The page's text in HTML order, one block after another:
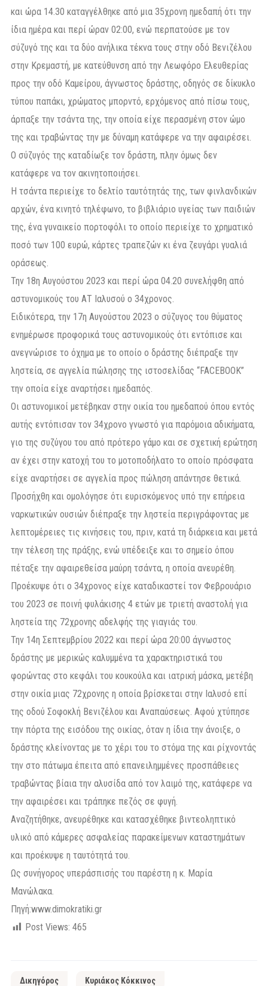
και ώρα 14.30 καταγγέλθηκε από μια 35χρονη ημεδαπή ότι την
ίδια ημέρα και περί ώραν 02:00, ενώ περπατούσε με τον
σύζυγό της και τα δύο ανήλικα τέκνα τους στην οδό Βενιζέλου
στην Κρεμαστή, με κατεύθυνση από την Λεωφόρο Ελευθερίας
προς την οδό Καμείρου, άγνωστος δράστης, οδηγός σε δίκυκλο
τύπου παπάκι, χρώματος μπορντό, ερχόμενος από πίσω τους,
άρπαξε την τσάντα της, την οποία είχε περασμένη στον ώμο
της και τραβώντας την με δύναμη κατάφερε να την αφαιρέσει.
Ο σύζυγός της καταδίωξε τον δράστη, πλην όμως δεν
κατάφερε να τον ακινητοποιήσει.
Η τσάντα περιείχε το δελτίο ταυτότητάς της, των φινλανδικών
αρχών, ένα κινητό τηλέφωνο, το βιβλιάριο υγείας των παιδιών
της, ένα γυναικείο πορτοφόλι το οποίο περιείχε το χρηματικό
ποσό των 100 ευρώ, κάρτες τραπεζών κι ένα ζευγάρι γυαλιά
οράσεως.
Την 18η Αυγούστου 2023 και περί ώρα 04.20 συνελήφθη από
αστυνομικούς του ΑΤ Ιαλυσού ο 34χρονος.
Ειδικότερα, την 17η Αυγούστου 2023 ο σύζυγος του θύματος
ενημέρωσε προφορικά τους αστυνομικούς ότι εντόπισε και
ανεγνώρισε το όχημα με το οποίο ο δράστης διέπραξε την
ληστεία, σε αγγελία πώλησης της ιστοσελίδας “FACEBOOK”
την οποία είχε αναρτήσει ημεδαπός.
Οι αστυνομικοί μετέβηκαν στην οικία του ημεδαπού όπου εντός
αυτής εντόπισαν τον 34χρονο γνωστό για παρόμοια αδικήματα,
γιο της συζύγου του από πρότερο γάμο και σε σχετική ερώτηση
αν έχει στην κατοχή του το μοτοποδήλατο το οποίο πρόσφατα
είχε αναρτήσει σε αγγελία προς πώληση απάντησε θετικά.
Προσήχθη και ομολόγησε ότι ευρισκόμενος υπό την επήρεια
ναρκωτικών ουσιών διέπραξε την ληστεία περιγράφοντας με
λεπτομέρειες τις κινήσεις του, πριν, κατά τη διάρκεια και μετά
την τέλεση της πράξης, ενώ υπέδειξε και το σημείο όπου
πέταξε την αφαιρεθείσα μαύρη τσάντα, η οποία ανευρέθη.
Προέκυψε ότι ο 34χρονος είχε καταδικαστεί τον Φεβρουάριο
του 2023 σε ποινή φυλάκισης 4 ετών με τριετή αναστολή για
ληστεία της 72χρονης αδελφής της γιαγιάς του.
Την 14η Σεπτεμβρίου 2022 και περί ώρα 20:00 άγνωστος
δράστης με μερικώς καλυμμένα τα χαρακτηριστικά του
φορώντας στο κεφάλι του κουκούλα και ιατρική μάσκα, μετέβη
στην οικία μιας 72χρονης η οποία βρίσκεται στην Ιαλυσό επί
της οδού Σοφοκλή Βενιζέλου και Αναπαύσεως. Αφού χτύπησε
την πόρτα της εισόδου της οικίας, όταν η ίδια την άνοιξε, ο
δράστης κλείνοντας με το χέρι του το στόμα της και ρίχνοντάς
την στο πάτωμα έπειτα από επανειλημμένες προσπάθειες
τραβώντας βίαια την αλυσίδα από τον λαιμό της, κατάφερε να
την αφαιρέσει και τράπηκε πεζός σε φυγή.
Αναζητήθηκε, ανευρέθηκε και κατασχέθηκε βιντεοληπτικό
υλικό από κάμερες ασφαλείας παρακείμενων καταστημάτων
και προέκυψε η ταυτότητά του.
Ως συνήγορος υπεράσπισής του παρέστη η κ. Μαρία
Μανώλακα.
Πηγή:www.dimokratiki.gr
Post Views: 465
Δικηγόρος Κυριάκος Κόκκινος